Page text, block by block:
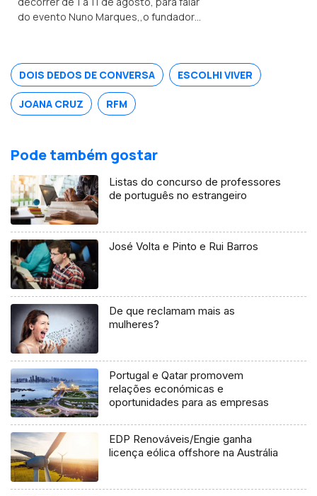
de Almeirim fala sobre este símbolo da
gastronomia.
do evento Nuno Marques,,o fundador
Porto e ligado a Nova Iorque.
DOIS DEDOS DE CONVERSA
ESCOLHI VIVER
JOANA CRUZ RFM
Pode também gostar
Listas do concurso de professores
de português no estrangeiro
José Volta e Pinto e Rui Barros
De que reclamam mais as
mulheres?
Portugal e Qatar promovem
relações económicas e
oportunidades para as empresas
EDP Renováveis/Engie ganha
licença eólica offshore na Austrália